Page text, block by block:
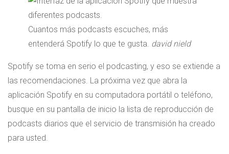
Cuantos más podcasts escuches, más
entenderá Spotify lo que te gusta. david nield
Spotify se toma en serio el podcasting, y eso se extiende a
las recomendaciones. La próxima vez que abra la
aplicación Spotify en su computadora portátil o teléfono,
busque en su pantalla de inicio la lista de reproducción de
podcasts diarios que el servicio de transmisión ha creado
para usted.